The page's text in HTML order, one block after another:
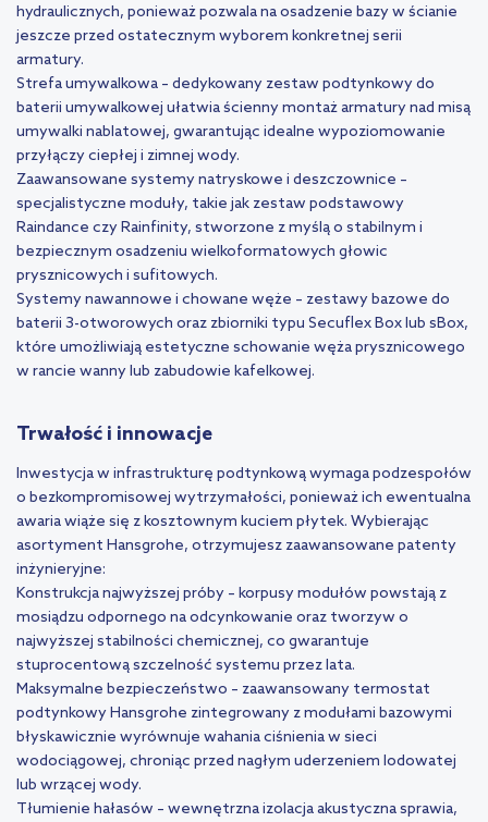
hydraulicznych, ponieważ pozwala na osadzenie bazy w ścianie
jeszcze przed ostatecznym wyborem konkretnej serii
armatury.
Strefa umywalkowa – dedykowany zestaw podtynkowy do
baterii umywalkowej ułatwia ścienny montaż armatury nad misą
umywalki nablatowej, gwarantując idealne wypoziomowanie
przyłączy ciepłej i zimnej wody.
Zaawansowane systemy natryskowe i deszczownice –
specjalistyczne moduły, takie jak zestaw podstawowy
Raindance czy Rainfinity, stworzone z myślą o stabilnym i
bezpiecznym osadzeniu wielkoformatowych głowic
prysznicowych i sufitowych.
Systemy nawannowe i chowane węże – zestawy bazowe do
baterii 3-otworowych oraz zbiorniki typu Secuflex Box lub sBox,
które umożliwiają estetyczne schowanie węża prysznicowego
w rancie wanny lub zabudowie kafelkowej.
Trwałość i innowacje
Inwestycja w infrastrukturę podtynkową wymaga podzespołów
o bezkompromisowej wytrzymałości, ponieważ ich ewentualna
awaria wiąże się z kosztownym kuciem płytek. Wybierając
asortyment Hansgrohe, otrzymujesz zaawansowane patenty
inżynieryjne:
Konstrukcja najwyższej próby – korpusy modułów powstają z
mosiądzu odpornego na odcynkowanie oraz tworzyw o
najwyższej stabilności chemicznej, co gwarantuje
stuprocentową szczelność systemu przez lata.
Maksymalne bezpieczeństwo – zaawansowany termostat
podtynkowy Hansgrohe zintegrowany z modułami bazowymi
błyskawicznie wyrównuje wahania ciśnienia w sieci
wodociągowej, chroniąc przed nagłym uderzeniem lodowatej
lub wrzącej wody.
Tłumienie hałasów – wewnętrzna izolacja akustyczna sprawia,